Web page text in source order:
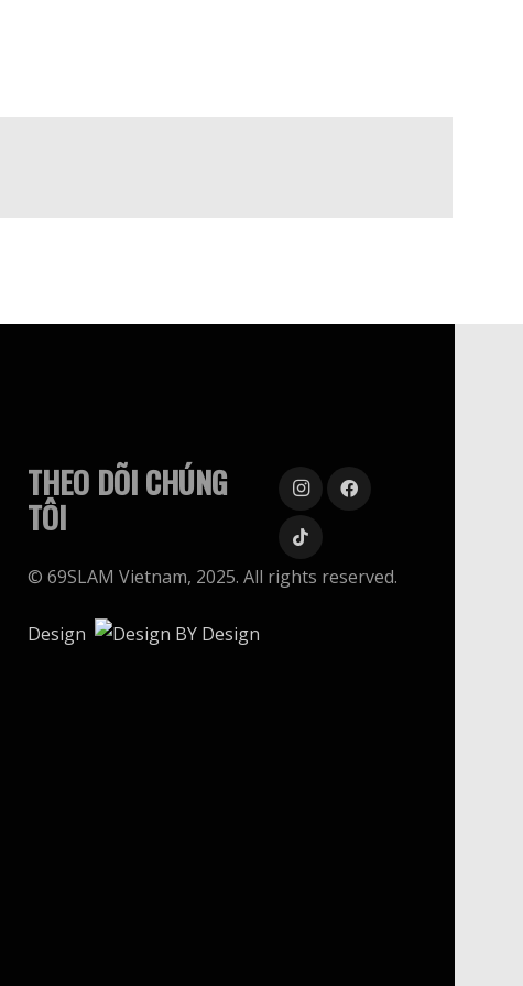
THEO DÕI CHÚNG
TÔI
© 69SLAM Vietnam, 2025. All rights reserved.
Design